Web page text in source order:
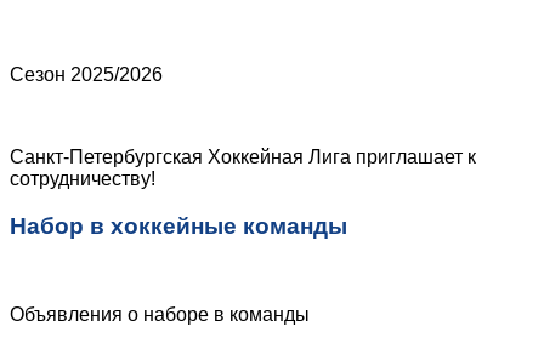
Сезон 2025/2026
Санкт-Петербургская Хоккейная Лига приглашает к
сотрудничеству!
Набор в хоккейные команды
Объявления о наборе в команды